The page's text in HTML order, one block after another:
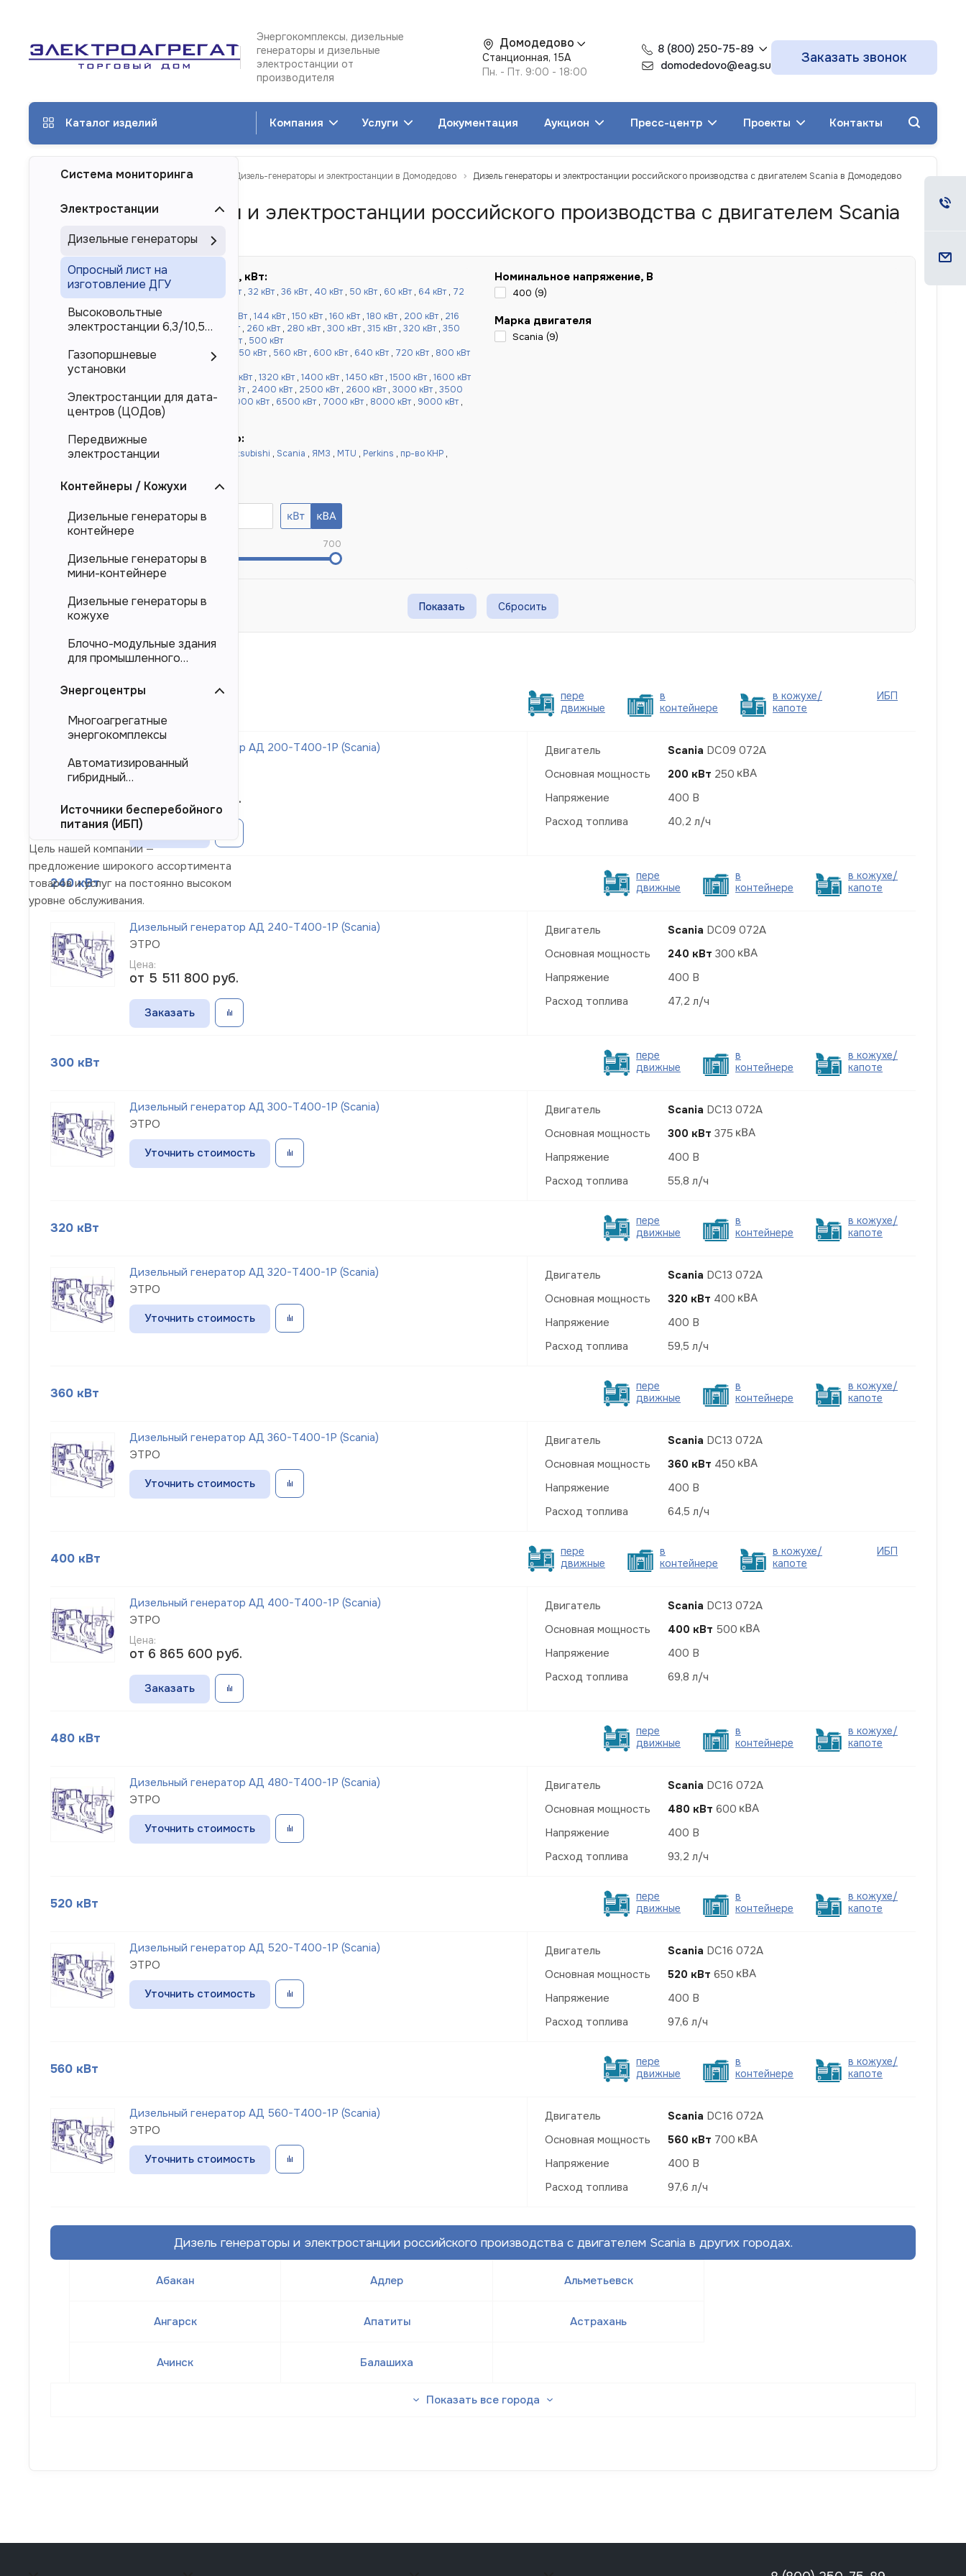
Энергокомплексы, дизельные
генераторы и дизельные
электростанции от
производителя
Домодедово
Станционная, 15А
Пн. - Пт. 9:00 - 18:00
8 (800) 250-75-89
domodedovo@eag.su
Заказать звонок
Каталог изделий Компания Услуги Документация Аукцион Пресс-центр Проекты Контакты
ТД Электроагрегат Каталог изделий Дизель-генераторы и электростанции в Домодедово Дизель генераторы и электростанции российского производства с двигателем Scania в Домодедово
Дизель генераторы и электростанции российского производства с двигателем Scania
в Домодедово
Быстрый подбор по мощности, кВт:
до 100 кВт: 16 кВт , 20 кВт 30 кВт , 32 кВт , 36 кВт , 40 кВт , 50 кВт , 60 кВт , 64 кВт , 72
от 120 до 500 кВт:110 кВт 130 кВт , 144 кВт , 150 кВт , 160 кВт , 180 кВт , 200 кВт , 216
кВт,220 кВт,240 кВт ,250 кВт,256 кВт , 260 кВт , 280 кВт , 300 кВт , 315 кВт , 320 кВт , 350
480 кВт , 500 кВт
от 520 до 1000 кВт: 520 кВт 540 кВт 550 кВт , 560 кВт , 600 кВт , 640 кВт , 720 кВт , 800 кВт
,900 кВт,1000 кВт
более 1000 кВт:
1200 кВт , 1320 кВт , 1400 кВт , 1450 кВт , 1500 кВт , 1600 кВт
2200 кВт , 2400 кВт , 2500 кВт , 2600 кВт , 3000 кВт , 3500
кВт,4000 кВт ,4500 кВт,5000 кВт 6000 кВт , 6500 кВт , 7000 кВт , 8000 кВт , 9000 кВт ,
10000 кВт
Быстрый подбор по двигателю:
Doosan,Cummins,Baudouin Mitsubishi , Scania , ЯМЗ , MTU , Perkins , пр-во КНР ,
Номинальная мощность, кВА
700
Номинальное напряжение, В
400 (9)
Марка двигателя
Scania (9)
Сбросить
Сортировка:
пере
движные
в
контейнере
в кожухе/
капоте
ИБП
Дизельный генератор АД 200-Т400-1Р (Scania)
ЭТРО
Цена:
руб.
Двигатель Scania DC09 072A
Основная мощность
200 кВт 250
Напряжение
400 В
Расход топлива
40,2 л/ч
240 кВт
пере
движные
в
контейнере
в кожухе/
капоте
Дизельный генератор АД 240-Т400-1Р (Scania)
ЭТРО
Цена:
от 5 511 800 руб.
Заказать
Двигатель Scania DC09 072A
Основная мощность
240 кВт 300
Напряжение
400 В
Расход топлива
47,2 л/ч
300 кВт
пере
движные
в
контейнере
в кожухе/
капоте
Дизельный генератор АД 300-Т400-1Р (Scania)
ЭТРО
Уточнить стоимость
Двигатель Scania DC13 072A
Основная мощность
300 кВт 375
Напряжение
400 В
Расход топлива
55,8 л/ч
320 кВт
пере
движные
в
контейнере
в кожухе/
капоте
Дизельный генератор АД 320-Т400-1Р (Scania)
ЭТРО
Уточнить стоимость
Двигатель Scania DC13 072A
Основная мощность
320 кВт 400
Напряжение
400 В
Расход топлива
59,5 л/ч
360 кВт
пере
движные
в
контейнере
в кожухе/
капоте
Дизельный генератор АД 360-Т400-1Р (Scania)
ЭТРО
Уточнить стоимость
Двигатель Scania DC13 072A
Основная мощность
360 кВт 450
Напряжение
400 В
Расход топлива
64,5 л/ч
400 кВт
пере
движные
в
контейнере
в кожухе/
капоте
ИБП
Дизельный генератор АД 400-Т400-1Р (Scania)
ЭТРО
Цена:
от 6 865 600 руб.
Заказать
Двигатель Scania DC13 072A
Основная мощность
400 кВт 500
Напряжение
400 В
Расход топлива
69,8 л/ч
480 кВт
пере
движные
в
контейнере
в кожухе/
капоте
Дизельный генератор АД 480-Т400-1Р (Scania)
ЭТРО
Уточнить стоимость
Двигатель Scania DC16 072A
Основная мощность
480 кВт 600
Напряжение
400 В
Расход топлива
93,2 л/ч
520 кВт
пере
движные
в
контейнере
в кожухе/
капоте
Дизельный генератор АД 520-Т400-1Р (Scania)
ЭТРО
Уточнить стоимость
Двигатель Scania DC16 072A
Основная мощность
520 кВт 650
Напряжение
400 В
Расход топлива
97,6 л/ч
560 кВт
пере
движные
в
контейнере
в кожухе/
капоте
Дизельный генератор АД 560-Т400-1Р (Scania)
ЭТРО
Уточнить стоимость
Двигатель Scania DC16 072A
Основная мощность
560 кВт 700
Напряжение
400 В
Расход топлива
97,6 л/ч
Дизель генераторы и электростанции российского производства с двигателем Scania в других городах.
Абакан Адлер Альметьевск
Ангарск Апатиты Астрахань
Ачинск Балашиха
Показать все города
Система мониторинга
Электростанции
Дизельные генераторы
Опросный лист на
изготовление ДГУ
Высоковольтные
электростанции 6,3/10,5
Газопоршневые
установки
Электростанции для дата-
центров (ЦОДов)
Передвижные
электростанции
Контейнеры / Кожухи
Дизельные генераторы в
контейнере
Дизельные генераторы в
мини-контейнере
Дизельные генераторы в
кожухе
Блочно-модульные здания
для промышленного
оборудования (БМЗ)
Энергоцентры
Многоагрегатные
энергокомплексы
Автоматизированный
гибридный
Источники бесперебойного
питания (ИБП)
Цель нашей компании —
предложение широкого ассортимента
товаров и услуг на постоянно высоком
уровне обслуживания.